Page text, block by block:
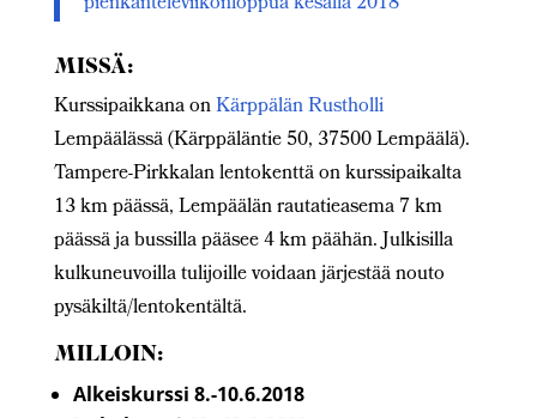
MISSÄ:
Kurssipaikkana onKärppälän Rustholli
Lempäälässä (Kärppäläntie 50, 37500 Lempäälä).
Tampere-Pirkkalan lentokenttä on kurssipaikalta
13 km päässä, Lempäälän rautatieasema 7 km
päässä ja bussilla pääsee 4 km päähän. Julkisilla
kulkuneuvoilla tulijoille voidaan järjestää nouto
pysäkiltä/lentokentältä.
MILLOIN:
Alkeiskurssi 8.-10.6.2018